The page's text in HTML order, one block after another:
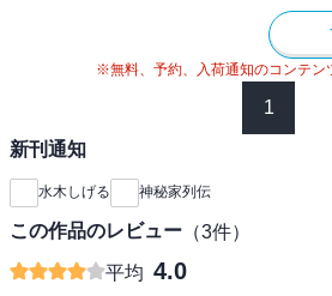
※無料、予約、入荷通知のコンテン
1
新刊通知
水木しげる 神秘家列伝
この作品のレビュー （3件）
平均 4.0